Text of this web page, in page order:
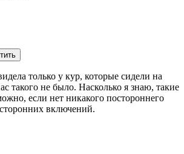
только у кур, которые сидели на
такого не было. Насколько я знаю, такие
если нет никакого постороннего
включений.